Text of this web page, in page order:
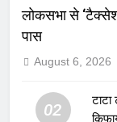
लोकसभा से
पास
August 6, 2026
02